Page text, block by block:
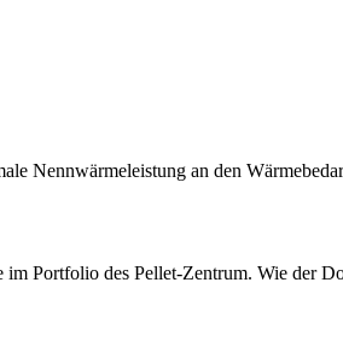
Nennwärmeleistung an den
Portfolio des Pellet-Zentrum. Wie der